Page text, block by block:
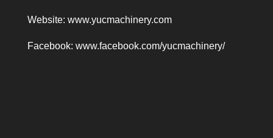
Website: www.yucmachinery.com
Facebook: www.facebook.com/yucmachinery/